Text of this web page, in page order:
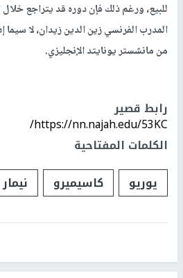
للبيع، ورغم ذلك فإن دوره قد يتراجع خلال
المدرب الفرنسي زين الدين زيدان، لا سيما
من مانشستر يونايتد الإنجليزي.
رابط قصير
https://nn.najah.edu/53KC/
الكلمات المفتاحية
يوريو
كاسيميرو نيمار